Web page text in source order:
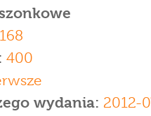
400
wydania: 2012-